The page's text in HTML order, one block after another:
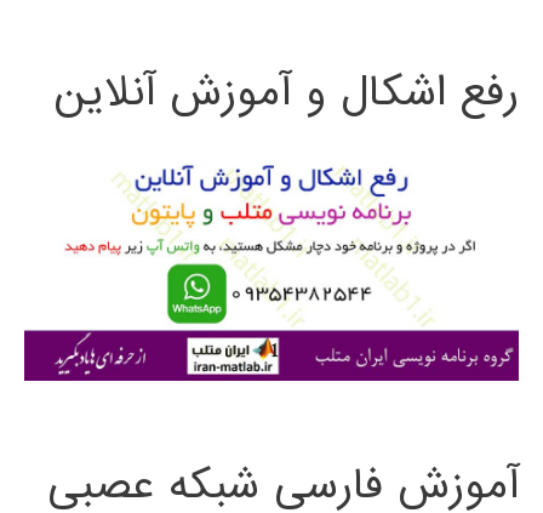
ج
ی
رفع اشکال و آموزش آنلاین
آموزش فارسی شبکه عصبی